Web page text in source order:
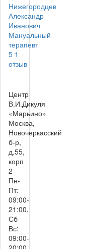
на прием
Нижегородцев
Александр
Иванович
Мануальный
терапевт
5 1
отзыв
Центр
В.И.Дикуля
«Марьино»
Москва,
Новочеркасский
б-р,
д.55,
корп
2
Пн-
Пт:
09:00-
21:00,
Сб-
Вс:
09:00-